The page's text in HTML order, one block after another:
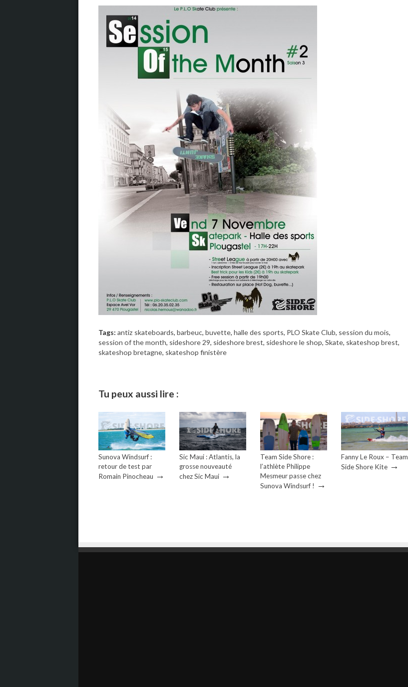
Tags: antiz skateboards, barbeuc, buvette, halle des sports, PLO Skate Club, session du mois,
session of the month, sideshore 29, sideshore brest, sideshore le shop, Skate, skateshop brest,
skateshop bretagne, skateshop finistère
Tu peux aussi lire :
Sunova Windsurf :
retour de test par
Romain Pinocheau →
Sic Maui : Atlantis, la
grosse nouveauté
chez Sic Maui →
Team Side Shore :
l’athlète Philippe
Mesmeur passe chez
Sunova Windsurf ! →
Fanny Le Roux – Team
Side Shore Kite →